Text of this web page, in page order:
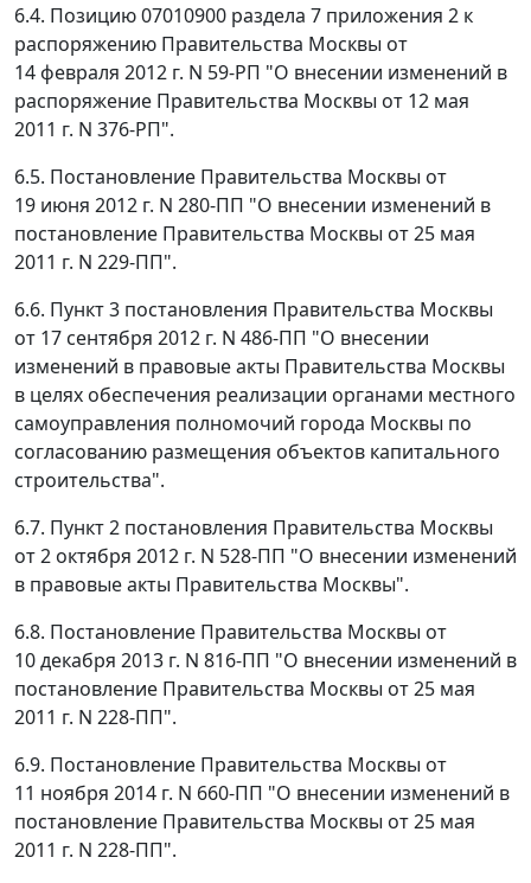
6.4. Позицию 07010900 раздела 7 приложения 2 к
распоряжению Правительства Москвы от
14 февраля 2012 г. N 59-РП "О внесении изменений в
распоряжение Правительства Москвы от 12 мая
2011 г. N 376-РП".
6.5. Постановление Правительства Москвы от
19 июня 2012 г. N 280-ПП "О внесении изменений в
постановление Правительства Москвы от 25 мая
2011 г. N 229-ПП".
6.6. Пункт 3 постановления Правительства Москвы
от 17 сентября 2012 г. N 486-ПП "О внесении
изменений в правовые акты Правительства Москвы
в целях обеспечения реализации органами местного
самоуправления полномочий города Москвы по
согласованию размещения объектов капитального
строительства".
6.7. Пункт 2 постановления Правительства Москвы
от 2 октября 2012 г. N 528-ПП "О внесении изменений
в правовые акты Правительства Москвы".
6.8. Постановление Правительства Москвы от
10 декабря 2013 г. N 816-ПП "О внесении изменений в
постановление Правительства Москвы от 25 мая
2011 г. N 228-ПП".
6.9. Постановление Правительства Москвы от
11 ноября 2014 г. N 660-ПП "О внесении изменений в
постановление Правительства Москвы от 25 мая
2011 г. N 228-ПП".